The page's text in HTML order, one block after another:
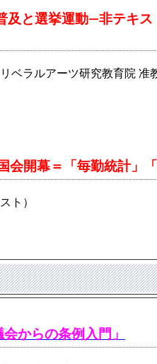
及と選挙運動―非テキ
ベラルアーツ研究教育院 准
会開幕＝「毎勤統計」
ト）
からの条例入門」